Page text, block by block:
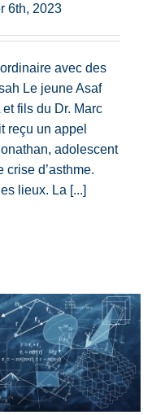
6th, 2023
avec des
Le jeune Asaf
fils du Dr. Marc
reçu un appel
adolescent
crise d’asthme.
lieux. La [...]